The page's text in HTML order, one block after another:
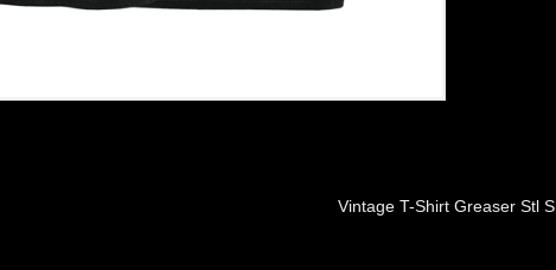
Vintage T-Shirt Greaser Stl S